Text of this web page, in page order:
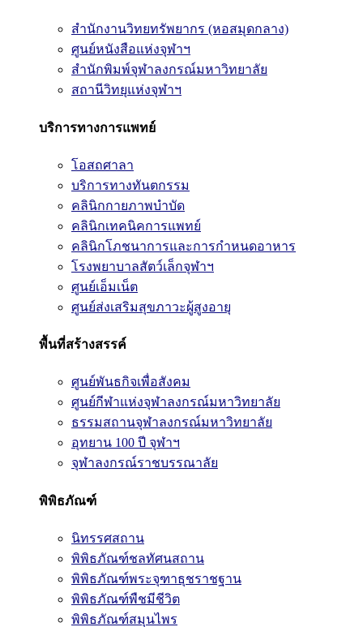
สำนักงานวิทยทรัพยากร (หอสมุดกลาง)
ศูนย์หนังสือแห่งจุฬาฯ
สำนักพิมพ์จุฬาลงกรณ์มหาวิทยาลัย
สถานีวิทยุแห่งจุฬาฯ
บริการทางการแพทย์
โอสถศาลา
บริการทางทันตกรรม
คลินิกกายภาพบำบัด
คลินิกเทคนิคการแพทย์
คลินิกโภชนาการและการกำหนดอาหาร
โรงพยาบาลสัตว์เล็กจุฬาฯ
ศูนย์เอ็มเน็ต
ศูนย์ส่งเสริมสุขภาวะผู้สูงอายุ
พื้นที่สร้างสรรค์
ศูนย์พันธกิจเพื่อสังคม
ศูนย์กีฬาแห่งจุฬาลงกรณ์มหาวิทยาลัย
ธรรมสถานจุฬาลงกรณ์มหาวิทยาลัย
อุทยาน 100 ปี จุฬาฯ
จุฬาลงกรณ์ราชบรรณาลัย
พิพิธภัณฑ์
นิทรรศสถาน
พิพิธภัณฑ์ชลทัศนสถาน
พิพิธภัณฑ์พระจุฑาธุชราชฐาน
พิพิธภัณฑ์พืชมีชีวิต
พิพิธภัณฑ์สมุนไพร